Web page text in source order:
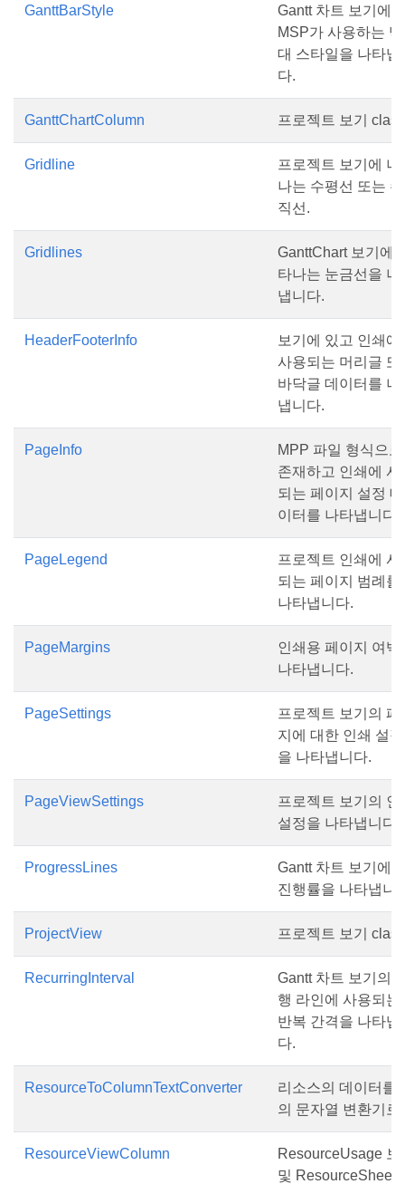
GanttBarStyle
Gantt 차트 보기에서
MSP가 사용하는 막
대 스타일을 나타냅
다.
GanttChartColumn 프로젝트 보기 class
Gridline
프로젝트 보기에 나
나는 수평선 또는 수
직선.
Gridlines
GanttChart 보기에
타나는 눈금선을 나
냅니다.
HeaderFooterInfo
보기에 있고 인쇄에
사용되는 머리글 또
바닥글 데이터를 나
냅니다.
PageInfo
MPP 파일 형식으로
존재하고 인쇄에 사
되는 페이지 설정 데
이터를 나타냅니다.
PageLegend
프로젝트 인쇄에 사
되는 페이지 범례를
나타냅니다.
PageMargins
인쇄용 페이지 여백
나타냅니다.
PageSettings
프로젝트 보기의 페
지에 대한 인쇄 설정
을 나타냅니다.
PageViewSettings
프로젝트 보기의 인
설정을 나타냅니다.
ProgressLines
Gantt 차트 보기에서
진행률을 나타냅니
ProjectView 프로젝트 보기 class
RecurringInterval
Gantt 차트 보기의
행 라인에 사용되는
반복 간격을 나타냅
다.
ResourceToColumnTextConverter
리소스의 데이터를
의 문자열 변환기로.
ResourceViewColumn
ResourceUsage 보
및 ResourceSheet